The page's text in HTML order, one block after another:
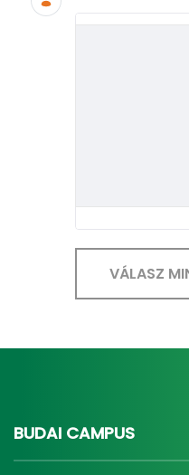
VÁLASZ
BUDAI CAMPUS